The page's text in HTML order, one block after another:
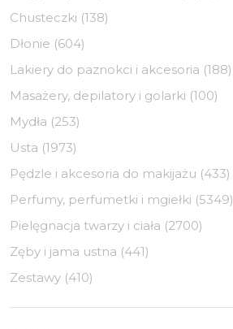
Chusteczki (138)
Dłonie (604)
Lakiery do paznokci i akcesoria (188)
Masażery, depilatory i golarki (100)
Mydła (253)
Usta (1973)
Pędzle i akcesoria do makijażu (433)
Perfumy, perfumetki i mgiełki (5349)
Pielęgnacja twarzy i ciała (2700)
Zęby i jama ustna (441)
Zestawy (410)